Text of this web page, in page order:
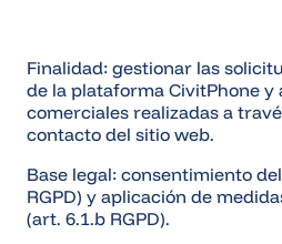
Finalidad: gestionar las
de la plataforma CivitPhone
comerciales realizadas a
contacto del sitio web.
Base legal: consentimiento
RGPD) y aplicación de
(art. 6.1.b RGPD).